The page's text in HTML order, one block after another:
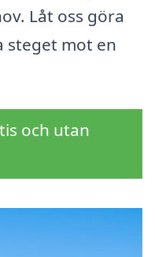
Låt oss göra
steget mot en
och utan